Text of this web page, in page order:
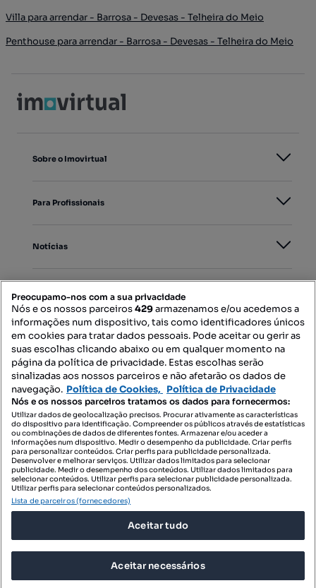
Villa para arrendar - Barrosa - Devesas - Telheira do Meio
Penthouse para arrendar - Barrosa - Devesas - Telheira do Meio
Sobre o Imovirtual
Para Profissionais
Notícias
Mapa do Site
Contacte-nos
SIGA-NOS:
DESCARREGAR NA:
© 2026 Imovirtual.com, OLX Portugal, S.A.
Preocupamo-nos com a sua privacidade
Nós e os nossos parceiros429armazenamos e/ou acedemos a
informações num dispositivo, tais como identificadores únicos
em cookies para tratar dados pessoais. Pode aceitar ou gerir as
suas escolhas clicando abaixo ou em qualquer momento na
página da política de privacidade. Estas escolhas serão
sinalizadas aos nossos parceiros e não afetarão os dados de
navegação. Política de Cookies, Política de Privacidade
Nós e os nossos parceiros tratamos os dados para fornecermos:
Utilizar dados de geolocalização precisos. Procurar ativamente as características
do dispositivo para identificação. Compreender os públicos através de estatísticas
ou combinações de dados de diferentes fontes. Armazenar e/ou aceder a
informações num dispositivo. Medir o desempenho da publicidade. Criar perfis
para personalizar conteúdos. Criar perfis para publicidade personalizada.
Desenvolver e melhorar serviços. Utilizar dados limitados para selecionar
publicidade. Medir o desempenho dos conteúdos. Utilizar dados limitados para
selecionar conteúdos. Utilizar perfis para selecionar publicidade personalizada.
Utilizar perfis para selecionar conteúdos personalizados.
Lista de parceiros (fornecedores)
Aceitar tudo
Aceitar necessários